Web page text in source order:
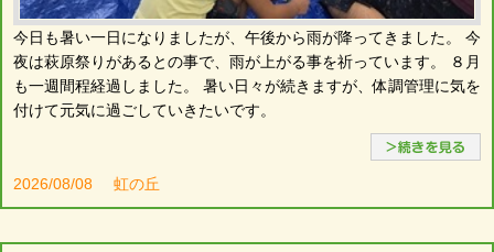
今日も暑い一日になりましたが、午後から雨が降ってきました。 今
夜は萩原祭りがあるとの事で、雨が上がる事を祈っています。 ８月
も一週間程経過しました。 暑い日々が続きますが、体調管理に気を
付けて元気に過ごしていきたいです。
2026/08/08 虹の丘